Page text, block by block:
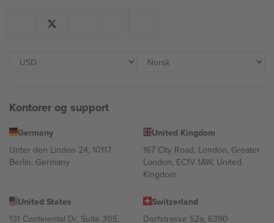
Kontorer og support
Germany
Unter den Linden 24, 10117
Berlin, Germany
United Kingdom
167 City Road, London, Greater
London, EC1V 1AW, United
Kingdom
United States
131 Continental Dr, Suite 305,
Switzerland
Dorfstrasse 52a, 6390